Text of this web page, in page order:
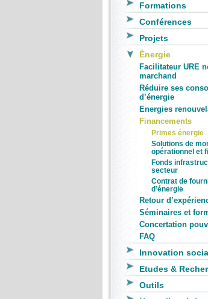
Formations
Conférences
Projets
Énergie
Facilitateur URE
marchand
Réduire ses
d’énergie
Energies
Financements
Primes énergie
Solutions de
opérationnel et
Fonds
secteur
Contrat de
d’énergie
Retour
Séminaires et
Concertation
FAQ
Innovation
Etudes &
Outils